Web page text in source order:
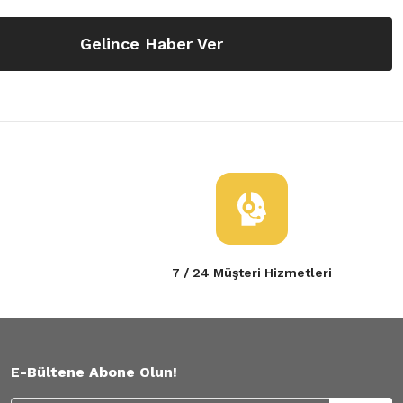
Gelince Haber Ver
7 / 24 Müşteri Hizmetleri
E-Bültene Abone Olun!